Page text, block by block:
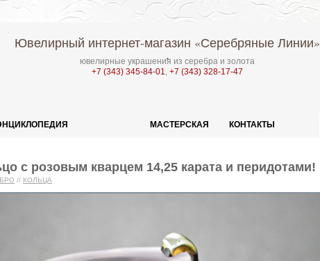
Ювелирный интернет-магазин «Серебряные Линии»
ювелирные украшения из серебра и золота
+7 (343) 345-84-01, +7 (343) 328-17-47
МАСТЕРСКАЯ КОНТАКТЫ
с розовым кварцем 14,25 карата и перидотами!
// КОЛЬЦА